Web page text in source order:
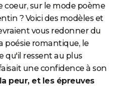
sur le mode poème
? Voici des modèles et
vous redonner du
poésie romantique, le
qu'il ressent au plus
une confidence à son
peur, et les épreuves